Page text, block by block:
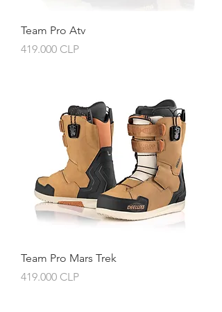
Team Pro Atv
Preis
419.000 CLP
Team Pro Mars Trek
Preis
419.000 CLP